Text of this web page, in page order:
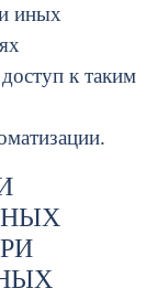
иных
к таким